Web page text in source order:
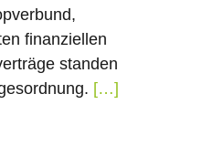
finanziellen
standen
[…]